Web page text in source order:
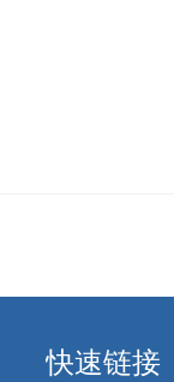
快速链接